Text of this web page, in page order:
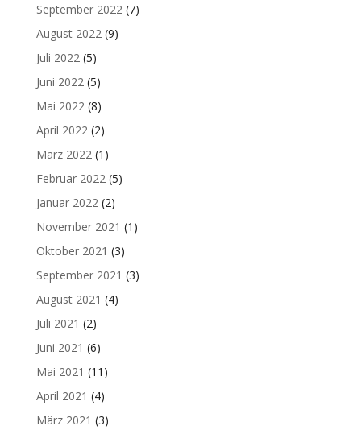
September 2022 (7)
August 2022 (9)
Juli 2022 (5)
Juni 2022 (5)
Mai 2022 (8)
April 2022 (2)
März 2022 (1)
Februar 2022 (5)
Januar 2022 (2)
November 2021 (1)
Oktober 2021 (3)
September 2021 (3)
August 2021 (4)
Juli 2021 (2)
Juni 2021 (6)
Mai 2021 (11)
April 2021 (4)
März 2021 (3)